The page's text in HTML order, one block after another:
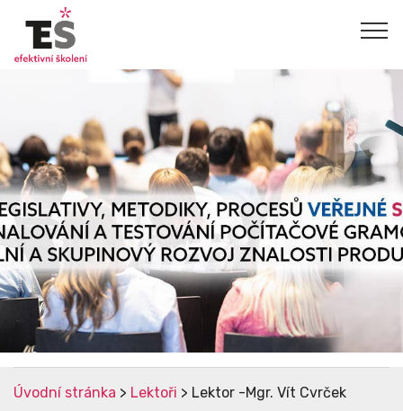
Úvodní stránka > Lektoři > Lektor -Mgr. Vít Cvrček